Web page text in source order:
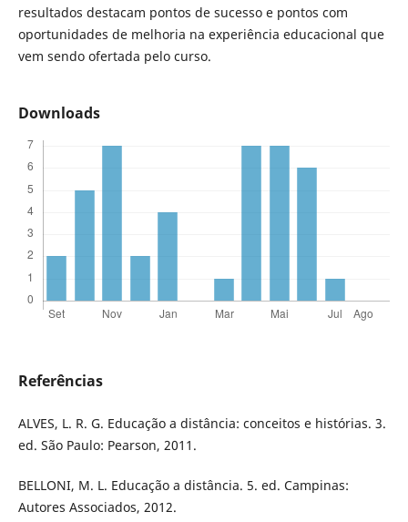
resultados destacam pontos de sucesso e pontos com
oportunidades de melhoria na experiência educacional que
vem sendo ofertada pelo curso.
Downloads
Referências
ALVES, L. R. G. Educação a distância: conceitos e histórias. 3.
ed. São Paulo: Pearson, 2011.
BELLONI, M. L. Educação a distância. 5. ed. Campinas:
Autores Associados, 2012.